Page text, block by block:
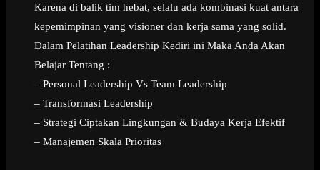
Karena di balik tim hebat, selalu ada kombinasi kuat antara
kepemimpinan yang visioner dan kerja sama yang solid.
Dalam Pelatihan Leadership Kediri ini Maka Anda Akan
Belajar Tentang :
– Personal Leadership Vs Team Leadership
– Transformasi Leadership
– Strategi Ciptakan Lingkungan & Budaya Kerja Efektif
– Manajemen Skala Prioritas